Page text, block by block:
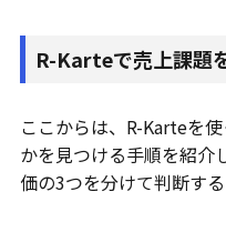
R-Karteで売上課題
ここからは、R-Karteを
かを見つける手順を紹介
価の3つを分けて判断する